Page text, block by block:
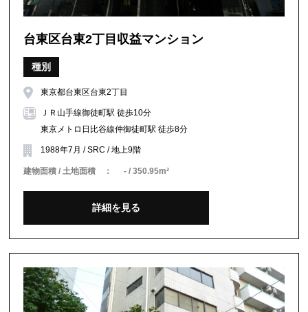
台東区台東2丁目収益マンション
種別
東京都台東区台東2丁目
ＪＲ山手線御徒町駅 徒歩10分
東京メトロ日比谷線仲御徒町駅 徒歩8分
1988年7月 / SRC / 地上9階
建物面積 / 土地面積 ： - / 350.95m²
詳細を見る